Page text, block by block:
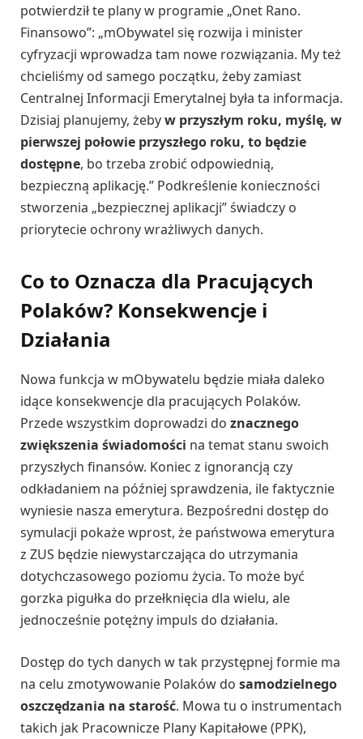
potwierdził te plany w programie „Onet Rano.
Finansowo”: „mObywatel się rozwija i minister
cyfryzacji wprowadza tam nowe rozwiązania. My też
chcieliśmy od samego początku, żeby zamiast
Centralnej Informacji Emerytalnej była ta informacja.
Dzisiaj planujemy, żebyw przyszłym roku, myślę, w
pierwszej połowie przyszłego roku, to będzie
dostępne, bo trzeba zrobić odpowiednią,
bezpieczną aplikację.” Podkreślenie konieczności
stworzenia „bezpiecznej aplikacji” świadczy o
priorytecie ochrony wrażliwych danych.
Co to Oznacza dla Pracujących
Polaków? Konsekwencje i
Działania
Nowa funkcja w mObywatelu będzie miała daleko
idące konsekwencje dla pracujących Polaków.
Przede wszystkim doprowadzi do znacznego
zwiększenia świadomości na temat stanu swoich
przyszłych finansów. Koniec z ignorancją czy
odkładaniem na później sprawdzenia, ile faktycznie
wyniesie nasza emerytura. Bezpośredni dostęp do
symulacji pokaże wprost, że państwowa emerytura
z ZUS będzie niewystarczająca do utrzymania
dotychczasowego poziomu życia. To może być
gorzka pigułka do przełknięcia dla wielu, ale
jednocześnie potężny impuls do działania.
Dostęp do tych danych w tak przystępnej formie ma
na celu zmotywowanie Polaków do samodzielnego
oszczędzania na starość. Mowa tu o instrumentach
takich jak Pracownicze Plany Kapitałowe (PPK),